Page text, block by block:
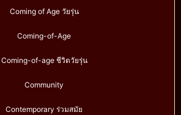
Coming of Age วัยรุ่น
Coming-of-Age
Coming-of-age ชีวิตวัยรุ่น
Community
Contemporary ร่วมสมัย